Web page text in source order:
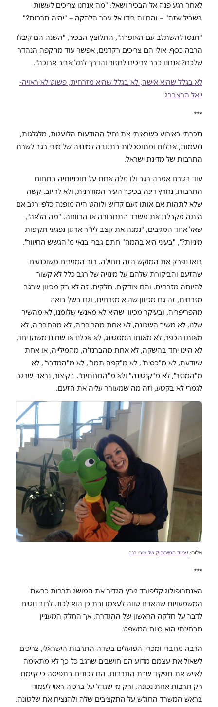
לאחר רגע פנה אל הבכיר ושאל: "מה אנחנו צריכים לעשות
בשביל שזה" – והחווה בידו אל עבר הלהקה – "יהיה תרבות?"
"תנסו להשתלב עם האופרה", התלוצץ הבכיר, "השנה הם קיבלו
הרבה כסף. אולי הם צריכים רקדנים, אפשר עוד מהקפה הנהדר
שלכם? אנחנו כבר צריכים לחזור והדרך לתל אביב ארוכה".
לא בגלל שהיא אישה, לא בגלל שהיא מזרחית, פשוט לא ראויה-
יואל הרצברג
***
נזכרתי באירוע כשראיתי את נחיל ההודעות הלועגות, מלגלגות,
נזעמות, אבלות ומתוסכלות בתגובה למינויה של מירי רגב לשרת
התרבות של מדינת ישראל.
עוד בטרם אמרה רגב ולו מלה אחת על תוכניותיה בתחום
התרבות, נחרץ דינה בכיכר העיר המודרנית, ולא לחיוב. קשה
שלא לתהות אם אותו זעם קדוש ולוהט היה מופנה כלפי רגב אם
היתה מקבלת את משרד התחבורה או הרווחה. "מה הלאה",
שאל אחד המגיבים, "נמנה את קצב ליו"ר ארגון נפגעי תקיפות
מיניות?", "בעיני היא בהמה" חתם גברי בנאי מ"הגשש החיוור".
בואו נפרק את המוקש הזה תחילה. רוב המגיבים משוכנעים
שהזעם והביקורת שלהם על מינויה של רגב כלל לא קשור
להיותה מזרחית. והם צודקים. חלקית. זה לא רק מכיוון שרגב
מזרחית, זה גם מכיוון שהיא מזרחית, וגם בשל בואה
מהפריפריה, ובעיקר מכיוון שהיא לא מאנשי שלומנו, לא מהשיר
שלנו, לא משיר השכונה, לא אחת מהחבריה, לא מהחבר'ה, לא
מאותו הכפר, לא מאותו המסטינג, לא אכלנו או שתינו משהו יחד,
לא היינו יחד בהשקה, לא אחת מהברנז'ה, מהמילייה, או אחת
שיודעת, לא מ"כסית", לא מ"קפה תמר", לא מ"המדבר", לא
מ"המנזר", לא מ"קנטינה" ולא מ"התחתית". בקיצור, נראה שרגב
לגמרי לא בקטע, וזה מה שמעורר עליה את הזעם.
צילום: עמוד הפייסבוק של מירי רגב
***
האנתרופולוג קליפורד גירץ הגדיר את המושג תרבות כרשת
המשמעויות שהאדם טווה לעצמו ובתוכן הוא לכוד. לרוב נוטים
לדבר על חלקה הראשון של ההגדרה, אך החלק המעניין
מבחינתי הוא סיום המשפט.
הרבה מחברי ומכרי, הפועלים בשדה התרבות הישראלי, צריכים
לשאול את עצמם מדוע הם חושבים שרגב כל כך לא מתאימה
לאייש את תפקיד שרת התרבות. הם לכודים בתפיסה כי קיימת
רק תרבות אחת נכונה, ורק מי שגדל על ברכיה ראוי לעמוד
בראש המשרד החולש על התקציבים שלה ולהנציח את שלטונה.